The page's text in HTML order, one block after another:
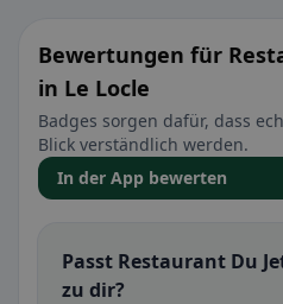
Bewertungen für
in Le Locle
Badges sorgen dafür, dass
Blick verständlich werden.
In der App bewerten
Passt Restaurant Du
zu dir?